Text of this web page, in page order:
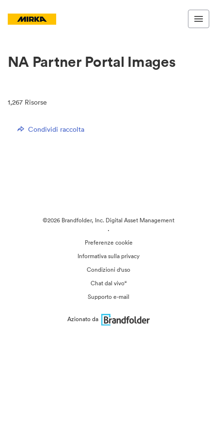
NA Partner Portal Images
1,267 Risorse
Condividi raccolta
©2026 Brandfolder, Inc. Digital Asset Management
·
Preferenze cookie
Informativa sulla privacy
Condizioni d'uso
Chat dal vivo“
Supporto e-mail
Azionato da